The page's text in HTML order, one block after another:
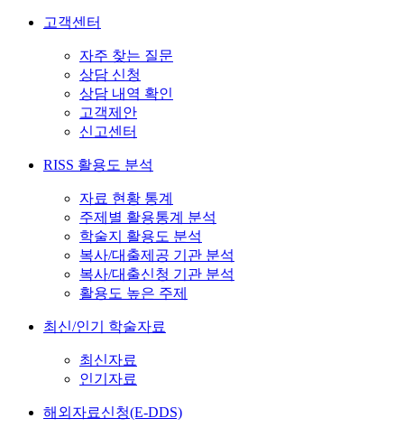
고객센터
자주 찾는 질문
상담 신청
상담 내역 확인
고객제안
신고센터
RISS 활용도 분석
자료 현황 통계
주제별 활용통계 분석
학술지 활용도 분석
복사/대출제공 기관 분석
복사/대출신청 기관 분석
활용도 높은 주제
최신/인기 학술자료
최신자료
인기자료
해외자료신청(E-DDS)